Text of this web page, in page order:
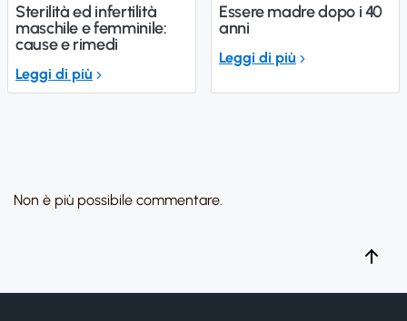
Sterilità ed infertilità
maschile e femminile:
cause e rimedi
Leggi di più
Essere madre dopo i 40
anni
Leggi di più
Non è più possibile commentare.